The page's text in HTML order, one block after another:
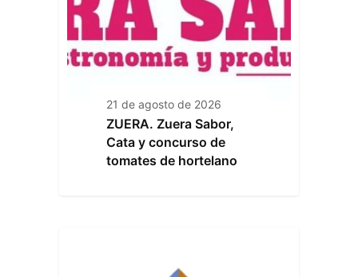
21 de agosto de 2026
ZUERA. Zuera Sabor,
Cata y concurso de
tomates de hortelano